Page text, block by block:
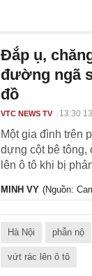
Đắp ụ,
đường ngã
đồ
VTC NEWS TV 13:30
Một gia đình trên
dựng cột bê tông,
lên ô tô khi bị
MINH VY (Nguồn:
Hà Nội phẫn nộ
vứt rác lên ô tô